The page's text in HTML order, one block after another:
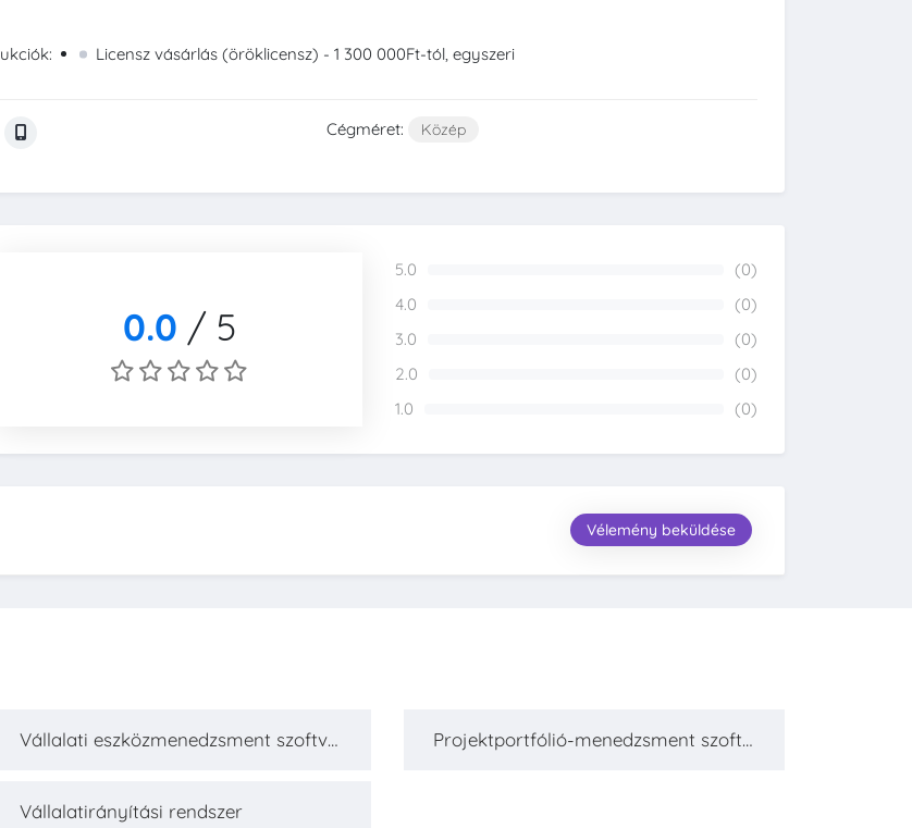
Licensz vásárlás (öröklicensz) - 1 300 000Ft-tól, egyszeri
Cégméret: Közép
0.0 / 5
5.0
(0)
4.0
(0)
3.0
(0)
2.0
(0)
1.0
(0)
Vélemény beküldése
Vállalati eszközmenedzsment szoftve
Projektportfólió-menedzsment szoftv
Vállalatirányítási rendszer